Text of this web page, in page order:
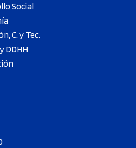
Social
C. y Tec.
DDHH